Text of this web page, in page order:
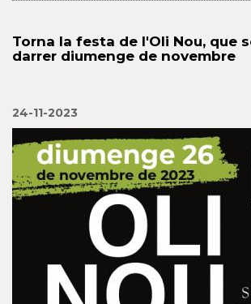
Torna la festa de l'Oli Nou, que
darrer diumenge de novembre
24-11-2023